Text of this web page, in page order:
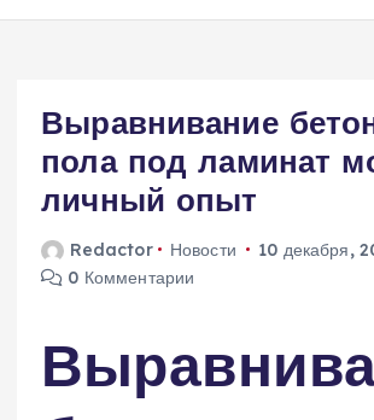
Выравнивание
пола под ламинат
личный опыт
Redactor Новости
10 декабря,
0 Комментарии